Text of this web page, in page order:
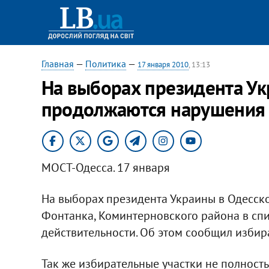
Главная — Политика — 17 января 2010, 13:13
На выборах президента
продолжаются нарушения
МОСТ-Одесса. 17 января
На выборах президента Украины в
Фонтанка, Коминтерновского района в
действительности. Об этом сообщил
Так же избирательные участки не